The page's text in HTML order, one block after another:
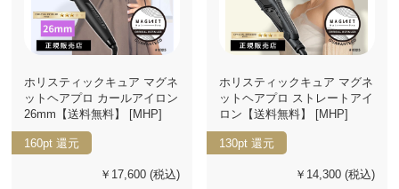
ホリスティックキュア マグネ
ットヘアプロ カールアイロン
26mm【送料無料】 [MHP]
160pt 還元
￥17,600 (税込)
ホリスティックキュア マグネ
ットヘアプロ ストレートアイ
ロン【送料無料】 [MHP]
130pt 還元
￥14,300 (税込)